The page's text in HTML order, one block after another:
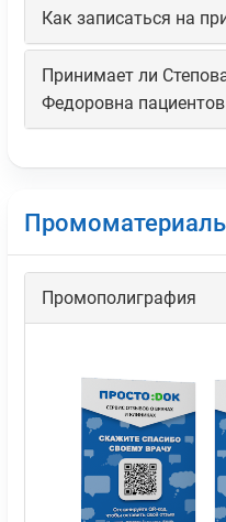
Как записаться на
Принимает ли
Федоровна
Промополиграфия